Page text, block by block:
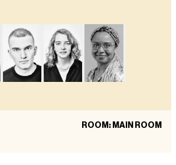
ROOM: MAIN ROOM